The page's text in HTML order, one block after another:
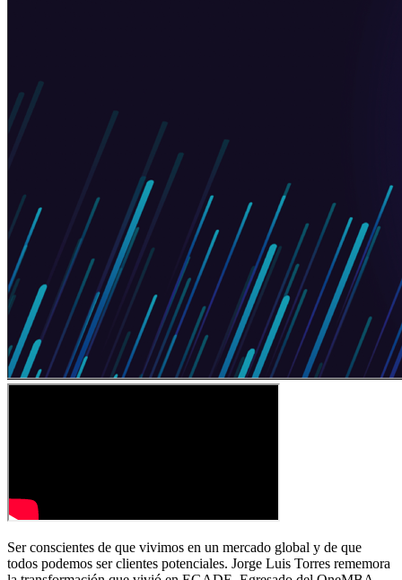
Ser conscientes de que vivimos en un mercado global y de que
todos podemos ser clientes potenciales. Jorge Luis Torres rememora